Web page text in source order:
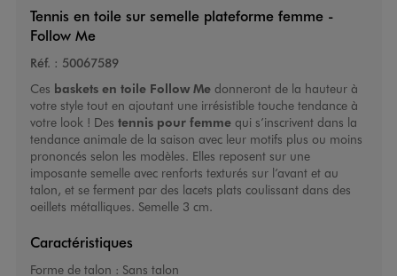
Tennis en toile sur semelle plateforme femme -
Follow Me
Réf. : 50067589
Ces baskets en toile Follow Medonneront de la hauteur à
votre style tout en ajoutant une irrésistible touche tendance à
votre look ! Des tennis pour femmequi s’inscrivent dans la
tendance animale de la saison avec leur motifs plus ou moins
prononcés selon les modèles. Elles reposent sur une
imposante semelle avec renforts texturés sur l’avant et au
talon, et se ferment par des lacets plats coulissant dans des
oeillets métalliques. Semelle 3 cm.
Caractéristiques
Forme de talon : Sans talon